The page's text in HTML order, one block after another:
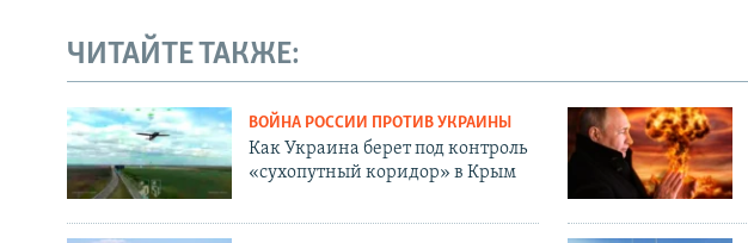
ЧИТАЙТЕ ТАКЖЕ:
ВОЙНА РОССИИ ПРОТИВ УКРАИНЫ
Как Украина берет под контроль
«сухопутный коридор» в Крым